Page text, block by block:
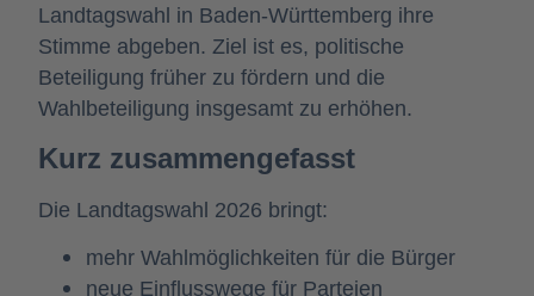
Landtagswahl in Baden-Württemberg ihre
Stimme abgeben. Ziel ist es, politische
Beteiligung früher zu fördern und die
Wahlbeteiligung insgesamt zu erhöhen.
Kurz zusammengefasst
Die Landtagswahl 2026 bringt:
mehr Wahlmöglichkeiten für die Bürger
neue Einflusswege für Parteien